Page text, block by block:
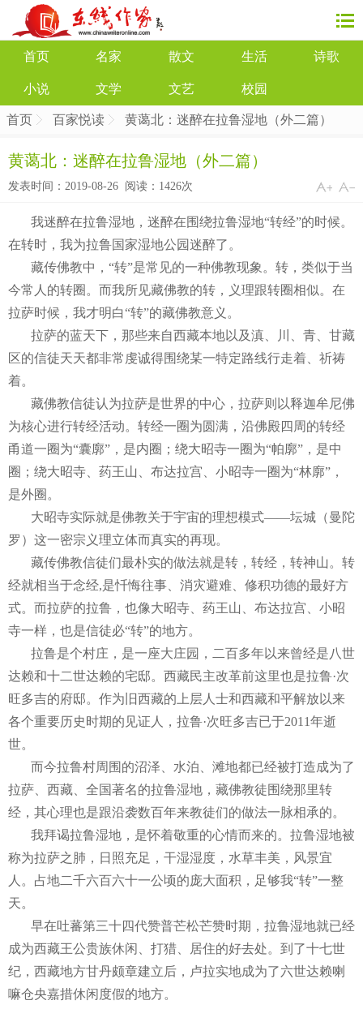
首页 名家 散文 生活 诗歌
小说 文学 文艺 校园
首页 百家悦读 黄蔼北：迷醉在拉鲁湿地（外二篇）
黄蔼北：迷醉在拉鲁湿地（外二篇）
发表时间：2019-08-26 阅读： 1426次
我迷醉在拉鲁湿地，迷醉在围绕拉鲁湿地“转经”的时候。
在转时，我为拉鲁国家湿地公园迷醉了。
藏传佛教中，“转”是常见的一种佛教现象。转，类似于当
今常人的转圈。而我所见藏佛教的转，义理跟转圈相似。在
拉萨时候，我才明白“转”的藏佛教意义。
拉萨的蓝天下，那些来自西藏本地以及滇、川、青、甘藏
区的信徒天天都非常虔诚得围绕某一特定路线行走着、祈祷
着。
藏佛教信徒认为拉萨是世界的中心，拉萨则以释迦牟尼佛
为核心进行转经活动。转经一圈为圆满，沿佛殿四周的转经
甬道一圈为“囊廓”，是内圈；绕大昭寺一圈为“帕廓”，是中
圈；绕大昭寺、药王山、布达拉宫、小昭寺一圈为“林廓”，
是外圈。
大昭寺实际就是佛教关于宇宙的理想模式——坛城（曼陀
罗）这一密宗义理立体而真实的再现。
藏传佛教信徒们最朴实的做法就是转，转经，转神山。转
经就相当于念经,是忏悔往事、消灾避难、修积功德的最好方
式。而拉萨的拉鲁，也像大昭寺、药王山、布达拉宫、小昭
寺一样，也是信徒必“转”的地方。
拉鲁是个村庄，是一座大庄园，二百多年以来曾经是八世
达赖和十二世达赖的宅邸。西藏民主改革前这里也是拉鲁·次
旺多吉的府邸。作为旧西藏的上层人士和西藏和平解放以来
各个重要历史时期的见证人，拉鲁·次旺多吉已于2011年逝
世。
而今拉鲁村周围的沼泽、水泊、滩地都已经被打造成为了
拉萨、西藏、全国著名的拉鲁湿地，藏佛教徒围绕那里转
经，其心理也是跟沿袭数百年来教徒们的做法一脉相承的。
我拜谒拉鲁湿地，是怀着敬重的心情而来的。拉鲁湿地被
称为拉萨之肺，日照充足，干湿湿度，水草丰美，风景宜
人。占地二千六百六十一公顷的庞大面积，足够我“转”一整
天。
早在吐蕃第三十四代赞普芒松芒赞时期，拉鲁湿地就已经
成为西藏王公贵族休闲、打猎、居住的好去处。到了十七世
纪，西藏地方甘丹颇章建立后，卢拉实地成为了六世达赖喇
嘛仓央嘉措休闲度假的地方。